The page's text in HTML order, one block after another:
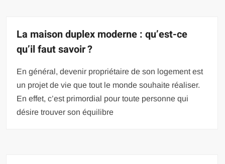
La maison duplex moderne : qu’est-ce
qu’il faut savoir ?
En général, devenir propriétaire de son logement est
un projet de vie que tout le monde souhaite réaliser.
En effet, c’est primordial pour toute personne qui
désire trouver son équilibre